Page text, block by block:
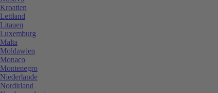
Kroatien
Lettland
Litauen
Luxemburg
Malta
Moldawien
Monaco
Montenegro
Niederlande
Nordirland